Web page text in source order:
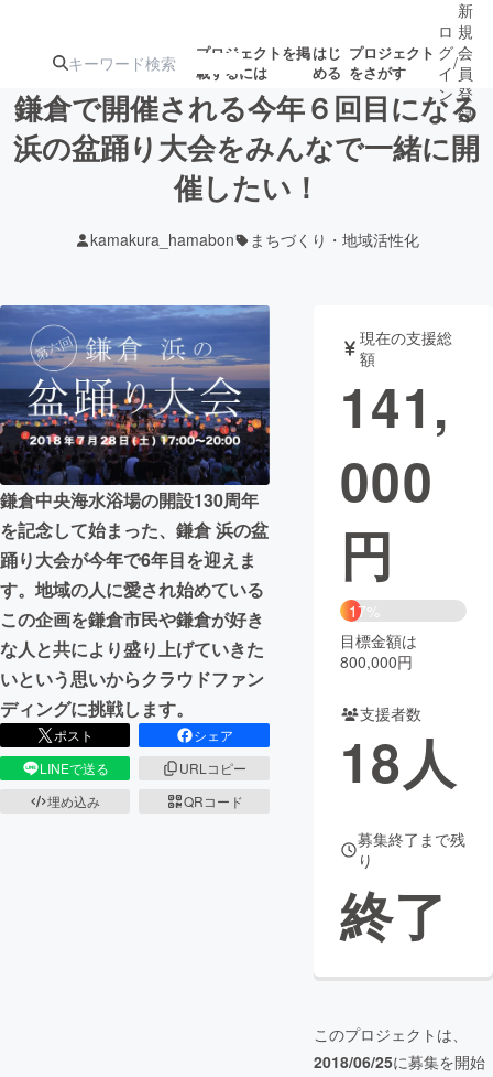
プロジェクトを掲
載するには
はじ
める
プロジェクト
をさがす
注目の新着プロ募集終了が近いプ
テクノロジー・ガジェット
映像・映画 書籍・雑誌
ビジネス・起業 チャレンジ
まちづくり・地域活性化
CAMPFIRE for Social Good
CAMPFIRE Creation
CAMPFIREふるさと納税machi-ya コミュニティ
ロ
グ
イ
ン
/
新
規
会
員
登
録
鎌倉で開催される今年６回目になる
浜の盆踊り大会をみんなで一緒に開
催したい！
kamakura_hamabon まちづくり・地域活性化
鎌倉中央海水浴場の開設130周年
を記念して始まった、鎌倉 浜の盆
踊り大会が今年で6年目を迎えま
す。地域の人に愛され始めている
この企画を鎌倉市民や鎌倉が好き
な人と共により盛り上げていきた
いという思いからクラウドファン
ディングに挑戦します。
ポスト
シェア
LINEで送る
URLコピー
埋め込み
QRコード
現在の支援総
額
141,
000
円
17%
目標金額は
800,000円
支援者数
18人
募集終了まで残
り
終了
このプロジェクトは、
2018/06/25に募集を開始